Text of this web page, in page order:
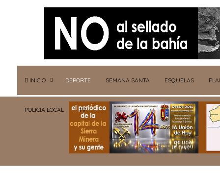
INICIO DEPORTE SEMANA SANTA ESQUELAS
POLICIA LOCAL TV